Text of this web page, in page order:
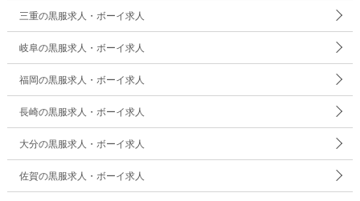
三重の黒服求人・ボーイ求人
岐阜の黒服求人・ボーイ求人
福岡の黒服求人・ボーイ求人
長崎の黒服求人・ボーイ求人
大分の黒服求人・ボーイ求人
佐賀の黒服求人・ボーイ求人